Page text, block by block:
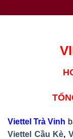
Viettel Trà Vinh
Viettel Cầu Kè,